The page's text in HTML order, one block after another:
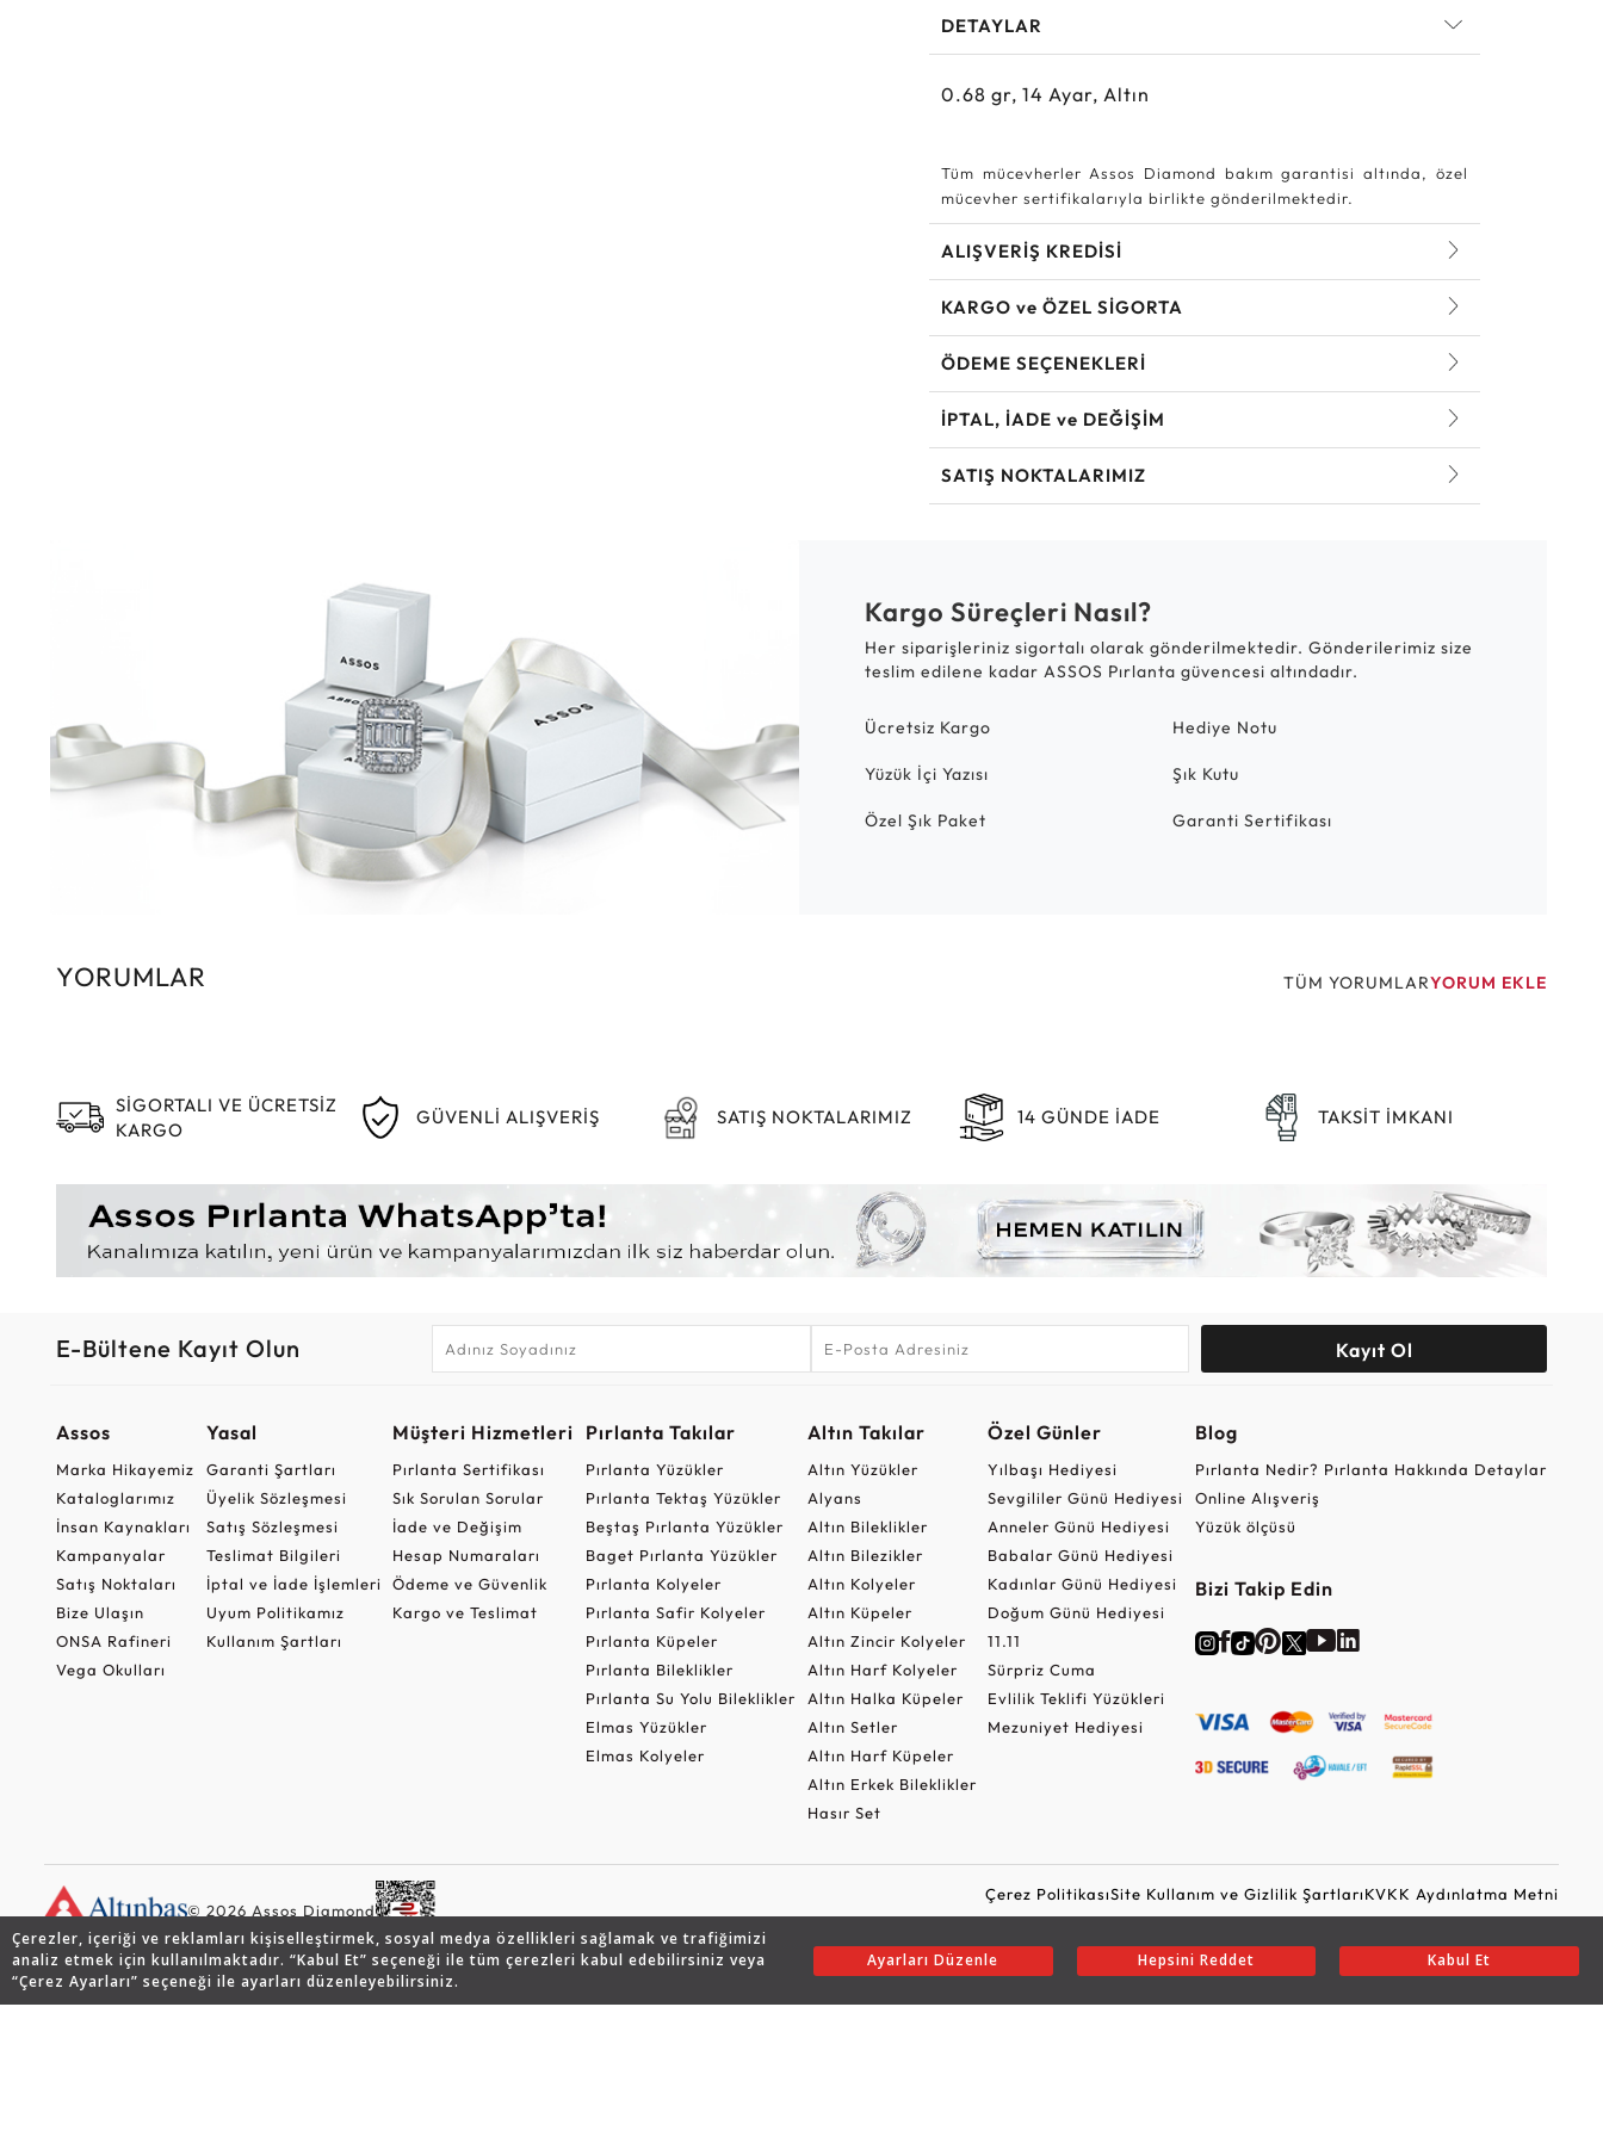
Çerezler, içeriği ve reklamları kişiselleştirmek, sosyal medya özellikleri sağlamak ve trafiğimizi
analiz etmek için kullanılmaktadır. “Kabul Et” seçeneği ile tüm çerezleri kabul edebilirsiniz veya
“Çerez Ayarları” seçeneği ile ayarları düzenleyebilirsiniz.
Ayarları Düzenle Hepsini Reddet Kabul Et
DETAYLAR
0.68gr,14Ayar, Altın
Tüm mücevherler Assos Diamond bakım garantisi altında, özel
mücevher sertifikalarıyla birlikte gönderilmektedir.
ALIŞVERİŞ KREDİSİ
KARGO ve ÖZEL SİGORTA
ÖDEME SEÇENEKLERİ
İPTAL, İADE ve DEĞİŞİM
SATIŞ NOKTALARIMIZ
Kargo Süreçleri Nasıl?
Her siparişleriniz sigortalı olarak gönderilmektedir. Gönderilerimiz size
teslim edilene kadar ASSOS Pırlanta güvencesi altındadır.
Ücretsiz Kargo Hediye Notu
Yüzük İçi Yazısı Şık Kutu
Özel Şık Paket Garanti Sertifikası
YORUMLAR TÜM YORUMLARYORUM EKLE
SİGORTALI VE ÜCRETSİZ
KARGO
GÜVENLİ ALIŞVERİŞ SATIŞ NOKTALARIMIZ 14 GÜNDE İADE TAKSİT İMKANI
E-Bültene Kayıt Olun Kayıt Ol
Assos
Marka Hikayemiz
Kataloglarımız
İnsan Kaynakları
Kampanyalar
Satış Noktaları
Bize Ulaşın
ONSA Rafineri
Vega Okulları
Yasal
Garanti Şartları
Üyelik Sözleşmesi
Satış Sözleşmesi
Teslimat Bilgileri
İptal ve İade İşlemleri
Uyum Politikamız
Kullanım Şartları
Müşteri Hizmetleri
Pırlanta Sertifikası
Sık Sorulan Sorular
İade ve Değişim
Hesap Numaraları
Ödeme ve Güvenlik
Kargo ve Teslimat
Pırlanta Takılar
Pırlanta Yüzükler
Pırlanta Tektaş Yüzükler
Beştaş Pırlanta Yüzükler
Baget Pırlanta Yüzükler
Pırlanta Kolyeler
Pırlanta Safir Kolyeler
Pırlanta Küpeler
Pırlanta Bileklikler
Pırlanta Su Yolu Bileklikler
Elmas Yüzükler
Elmas Kolyeler
Altın Takılar
Altın Yüzükler
Alyans
Altın Bileklikler
Altın Bilezikler
Altın Kolyeler
Altın Küpeler
Altın Zincir Kolyeler
Altın Harf Kolyeler
Altın Halka Küpeler
Altın Setler
Altın Harf Küpeler
Altın Erkek Bileklikler
Hasır Set
Özel Günler
Yılbaşı Hediyesi
Sevgililer Günü Hediyesi
Anneler Günü Hediyesi
Babalar Günü Hediyesi
Kadınlar Günü Hediyesi
Doğum Günü Hediyesi
11.11
Sürpriz Cuma
Evlilik Teklifi Yüzükleri
Mezuniyet Hediyesi
Blog
Pırlanta Nedir? Pırlanta Hakkında Detaylar
Online Alışveriş
Yüzük ölçüsü
Bizi Takip Edin
© 2026 Assos Diamond
Çerez PolitikasıSite Kullanım ve Gizlilik ŞartlarıKVKK Aydınlatma Metni